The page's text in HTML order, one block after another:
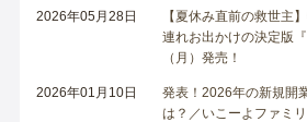
2026年05月28日
【夏休み直前の救世主
連れお出かけの決定版
（月）発売！
2026年01月10日
発表！2026年の新規開
は？／いこーよファミ